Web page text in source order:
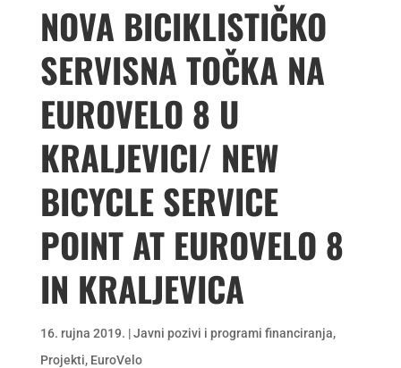
NOVA BICIKLISTIČKO
SERVISNA TOČKA NA
EUROVELO 8 U
KRALJEVICI/ NEW
BICYCLE SERVICE
POINT AT EUROVELO 8
IN KRALJEVICA
16. rujna 2019. |Javni pozivi i programi financiranja,
Projekti, EuroVelo